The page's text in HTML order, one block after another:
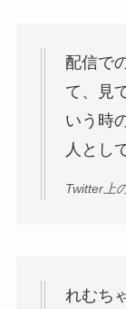
配信で
て、見
いう時
人とし
Twitter上
れむち